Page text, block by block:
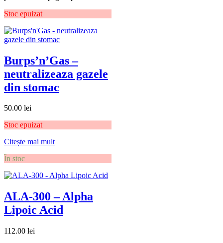
Stoc epuizat
Burps’n’Gas –
neutralizeaza gazele
din stomac
50.00 lei
Stoc epuizat
Citește mai mult
În stoc
ALA-300 – Alpha
Lipoic Acid
112.00 lei